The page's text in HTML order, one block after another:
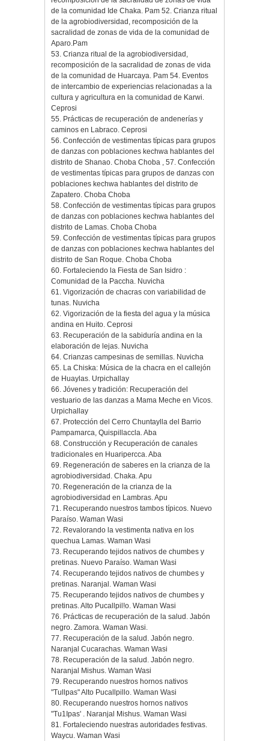
de la comunidad Ide Chaka. Pam 52. Crianza ritual
de la agrobiodiversidad, recomposición de la
sacralidad de zonas de vida de la comunidad de
Aparo.Pam
53. Crianza ritual de la agrobiodiversidad,
recomposición de la sacralidad de zonas de vida
de la comunidad de Huarcaya. Pam 54. Eventos
de intercambio de experiencias relacionadas a la
cultura y agricultura en la comunidad de Karwi.
Ceprosi
55. Prácticas de recuperación de andenerías y
caminos en Labraco. Ceprosi
56. Confección de vestimentas típicas para grupos
de danzas con poblaciones kechwa hablantes del
distrito de Shanao. Choba Choba , 57. Confección
de vestimentas típicas para grupos de danzas con
poblaciones kechwa hablantes del distrito de
Zapatero. Choba Choba
58. Confección de vestimentas típicas para grupos
de danzas con poblaciones kechwa hablantes del
distrito de Lamas. Choba Choba
59. Confección de vestimentas típicas para grupos
de danzas con poblaciones kechwa hablantes del
distrito de San Roque. Choba Choba
60. Fortaleciendo la Fiesta de San Isidro :
Comunidad de la Paccha. Nuvicha
61. Vigorización de chacras con variabilidad de
tunas. Nuvicha
62. Vigorización de la fiesta del agua y la música
andina en Huito. Ceprosi
63. Recuperación de la sabiduría andina en la
elaboración de lejas. Nuvicha
64. Crianzas campesinas de semillas. Nuvicha
65. La Chiska: Música de la chacra en el callejón
de Huaylas. Urpichallay
66. Jóvenes y tradición: Recuperación del
vestuario de las danzas a Mama Meche en Vicos.
Urpichallay
67. Protección del Cerro Chuntaylla del Barrio
Pampamarca, Quispillaccla. Aba
68. Construcción y Recuperación de canales
tradicionales en Huaripercca. Aba
69. Regeneración de saberes en la crianza de la
agrobiodiversidad. Chaka. Apu
70. Regeneración de la crianza de la
agrobiodiversidad en Lambras. Apu
71. Recuperando nuestros tambos típicos. Nuevo
Paraíso. Waman Wasi
72. Revalorando la vestimenta nativa en los
quechua Lamas. Waman Wasi
73. Recuperando tejidos nativos de chumbes y
pretinas. Nuevo Paraíso. Waman Wasi
74. Recuperando tejidos nativos de chumbes y
pretinas. Naranjal. Waman Wasi
75. Recuperando tejidos nativos de chumbes y
pretinas. Alto Pucallpil!o. Waman Wasi
76. Prácticas de recuperación de la salud. Jabón
negro. Zamora. Waman Wasi.
77. Recuperación de la salud. Jabón negro.
Naranjal Cucarachas. Waman Wasi
78. Recuperación de la salud. Jabón negro.
Naranjal Mishus. Waman Wasi
79. Recuperando nuestros hornos nativos
"Tullpas" Alto Pucallpillo. Waman Wasi
80. Recuperando nuestros hornos nativos
"Tu1Ipas' . Naranjal Mishus. Waman Wasi
81. Fortaleciendo nuestras autoridades festivas.
Waycu. Waman Wasi